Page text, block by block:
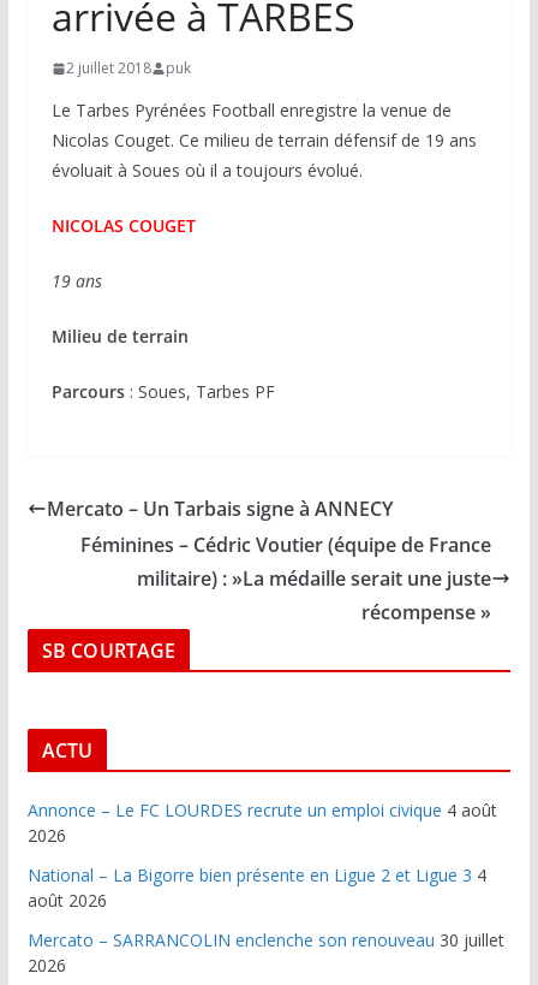
arrivée à TARBES
2 juillet 2018 puk
Le Tarbes Pyrénées Football enregistre la venue de
Nicolas Couget. Ce milieu de terrain défensif de 19 ans
évoluait à Soues où il a toujours évolué.
NICOLAS COUGET
19 ans
Milieu de terrain
Parcours: Soues, Tarbes PF
Mercato – Un Tarbais signe à ANNECY
Féminines – Cédric Voutier (équipe de France
militaire) : »La médaille serait une juste
récompense »
SB COURTAGE
ACTU
Annonce – Le FC LOURDES recrute un emploi civique 4 août
2026
National – La Bigorre bien présente en Ligue 2 et Ligue 3 4
août 2026
Mercato – SARRANCOLIN enclenche son renouveau 30 juillet
2026